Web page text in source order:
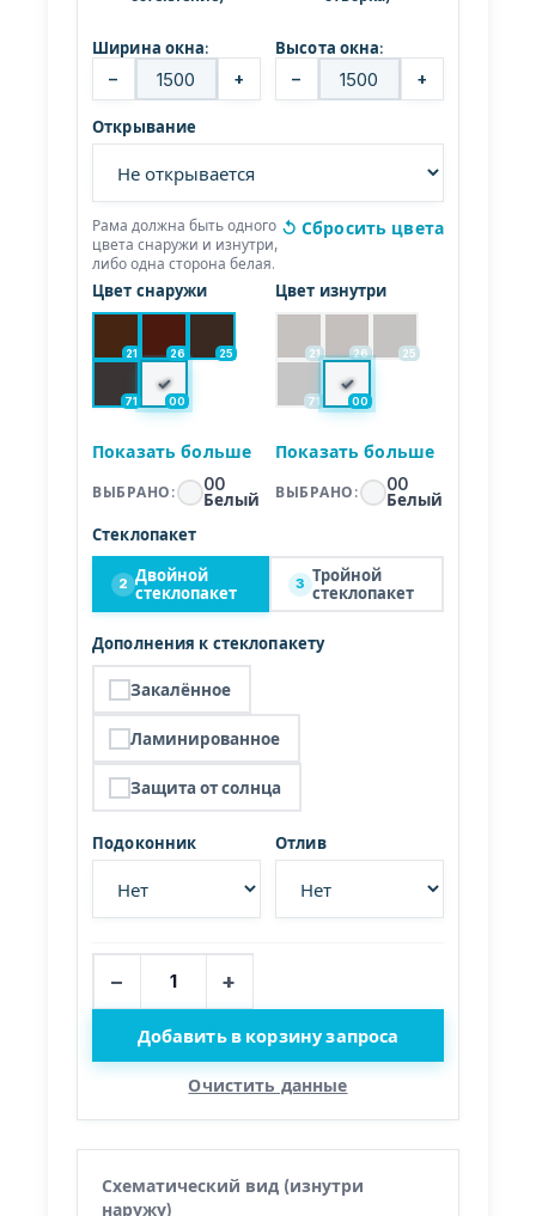
Ширина окна:
− +
Высота окна:
− +
Открывание
Рама должна быть одного
цвета снаружи и изнутри,
либо одна сторона белая.
↺Сбросить цвета
Цвет снаружи
21 26 25
71
✓
00
Показать больше
ВЫБРАНО :
00
Белый
Цвет изнутри
21 26 25
71
✓
00
Показать больше
ВЫБРАНО :
00
Белый
Стеклопакет
2 Двойной
стеклопакет
3 Тройной
стеклопакет
Дополнения к стеклопакету
Закалённое
Ламинированное
Защита от солнца
Подоконник Отлив
− +
Добавить в корзину запроса
Очистить данные
Схематический вид (изнутри
наружу)